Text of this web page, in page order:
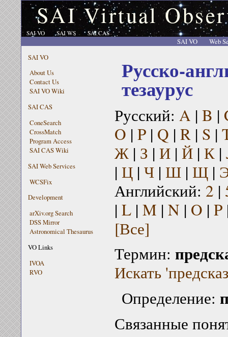
SAI Virtual
SAI VO SAI WS SAI CAS
SAI VO
Web
SAI VO
About Us
Contact Us
SAI VO Wiki
SAI CAS
ConeSearch
CrossMatch
Program Access
SAI CAS Wiki
SAI Web Services
WCSFix
Development
arXiv.org Search
DSS Mirror
Astronomical Thesaurus
VO Links
IVOA
RVO
Русско-
тезаурус
Русский: A | B |
O | P| Q | R| S |
Ж| З | И| Й| К|
| Ц| Ч| Ш| Щ|
Английский: 2 |
| L| M | N | O | P
[Все]
Термин:
Искать
Определение:
Связанные